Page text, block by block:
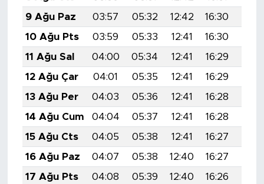
9 Ağu Paz
03:57 05:32 12:42 16:30
10 Ağu Pts
03:59 05:33 12:41 16:30
11 Ağu Sal
04:00 05:34 12:41 16:29
12 Ağu Çar
04:01 05:35 12:41 16:29
13 Ağu Per
04:03 05:36 12:41 16:28
14 Ağu Cum
04:04 05:37 12:41 16:28
15 Ağu Cts
04:05 05:38 12:41 16:27
16 Ağu Paz
04:07 05:38 12:40 16:27
17 Ağu Pts
04:08 05:39 12:40 16:26